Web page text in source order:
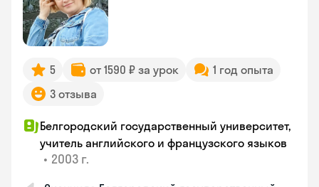
5 от 1590 ₽ за урок
1 год опыта
3 отзыва
Белгородский государственный университет,
учитель английского и французского языков
• 2003 г.